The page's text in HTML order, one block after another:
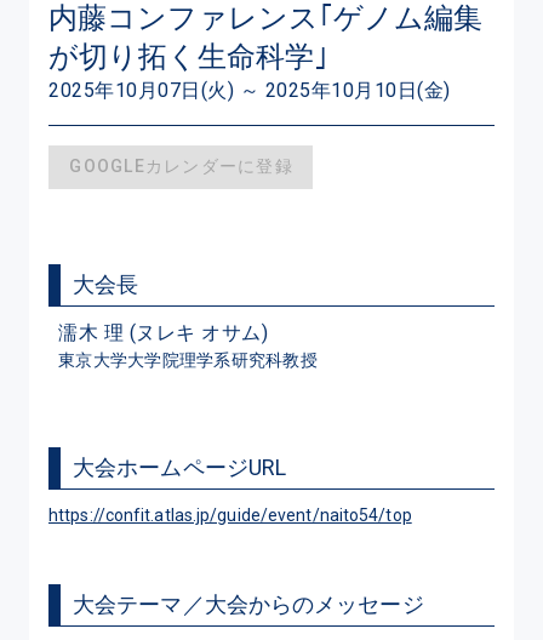
内藤コンファレンス｢ゲノム編集
が切り拓く生命科学｣
2025年10月07日(火) ～ 2025年10月10日(金)
GOOGLEカレンダーに登録
大会長
濡木 理 (ヌレキ オサム)
東京大学大学院理学系研究科教授
大会ホームページURL
https://confit.atlas.jp/guide/event/naito54/top
大会テーマ／大会からのメッセージ